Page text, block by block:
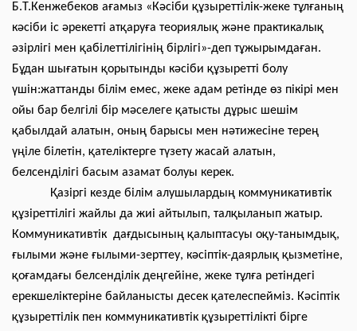
Б.Т.Кенжебеков ағамыз «Кәсіби құзыреттілік-жеке тұлғаның
кәсіби іс әрекетті атқаруға теориялық және практикалық
әзірлігі мен қабілеттілігінің бірлігі»-деп тұжырымдаған.
Бұдан шығатын қорытынды кәсіби құзыретті болу
үшін:жаттанды білім емес, жеке адам ретінде өз пікірі мен
ойы бар белгілі бір мәселеге қатысты дұрыс шешім
қабылдай алатын, оның барысы мен нәтижесіне терең
үңіле білетін, қателіктерге түзету жасай алатын,
белсенділігі басым азамат болуы керек.
Қазіргі кезде білім алушылардың коммуникативтік
құзіреттілігі жайлы да жиі айтылып, талқыланып жатыр.
Коммуникативтік дағдысының қалыптасуы оқу-танымдық,
ғылыми және ғылыми-зерттеу, кәсіптік-даярлық қызметіне,
қоғамдағы белсенділік деңгейіне, жеке тұлға ретіндегі
ерекшеліктеріне байланысты десек қателеспейміз. Кәсіптік
құзыреттілік пен коммуникативтік құзыреттілікті бірге